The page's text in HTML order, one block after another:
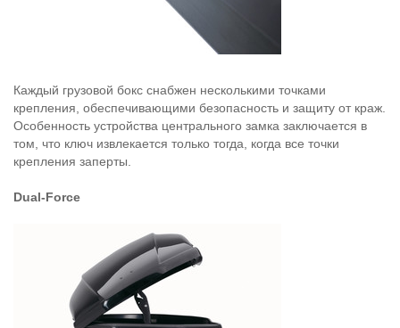
Каждый грузовой бокс снабжен несколькими точками
крепления, обеспечивающими безопасность и защиту от краж.
Особенность устройства центрального замка заключается в
том, что ключ извлекается только тогда, когда все точки
крепления заперты.
Dual-Force